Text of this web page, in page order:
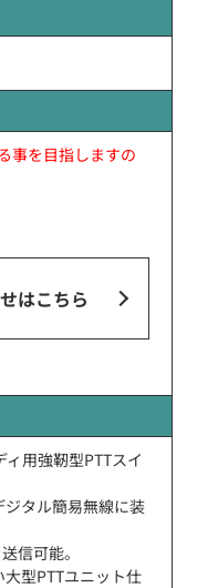
事を目指しますの
はこちら
用強靭型PTTスイ
タル簡易無線に装
信可能。
型PTTユニット仕